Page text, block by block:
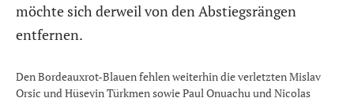
möchte sich derweil von den Abstiegsrängen
entfernen.
Den Bordeauxrot-Blauen fehlen weiterhin die verletzten Mislav
Orsic und Hüseyin Türkmen sowie Paul Onuachu und Nicolas